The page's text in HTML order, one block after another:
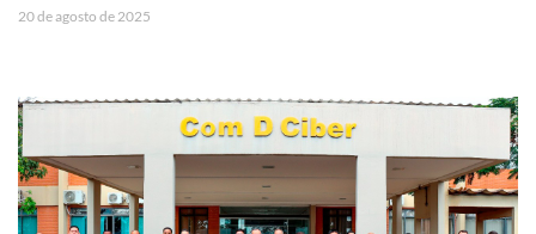
20 de agosto de 2025